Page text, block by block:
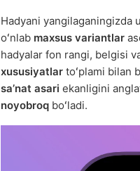
Hadyani yangilaganingizda
oʻnlab maxsus variantlar
hadyalar fon rangi, belgisi
xususiyatlar toʻplami bilan
saʼnat asari ekanligini
noyobroq boʻladi.